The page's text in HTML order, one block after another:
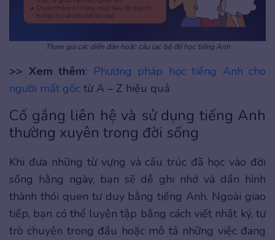
Tham gia các diễn đàn hoặc câu lạc bộ để học tiếng Anh
>> Xem thêm: Phương pháp học tiếng Anh cho
người mất gốc từ A – Z hiệu quả
Cố gắng liên hệ và sử dụng tiếng Anh
thường xuyên trong đời sống
Khi đưa những từ vựng và cấu trúc đã học vào đời
sống hằng ngày, bạn sẽ dễ ghi nhớ và dần hình
thành thói quen tư duy bằng tiếng Anh. Ngoài giao
tiếp, bạn có thể luyện tập bằng cách viết nhật ký, tự
trò chuyện trong đầu hoặc mô tả những việc đang